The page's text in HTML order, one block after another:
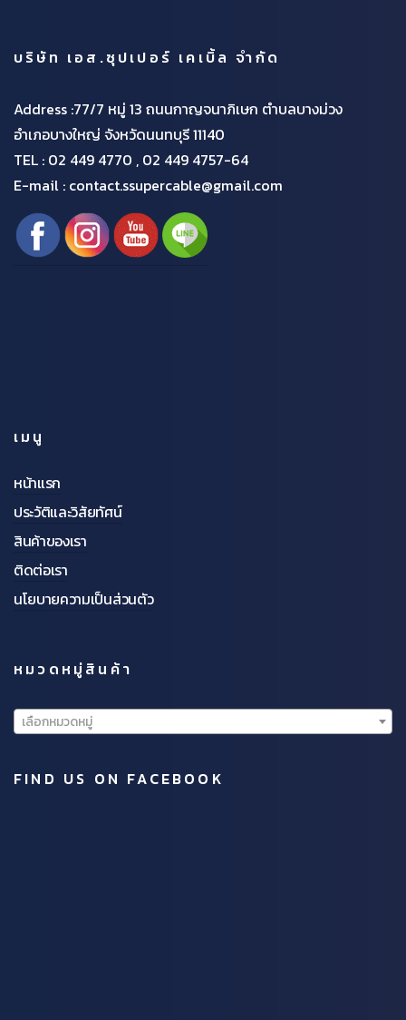
บริษัท เอส.ซุปเปอร์ เคเบิ้ล จำกัด
Address :77/7 หมู่ 13 ถนนกาญจนาภิเษก ตำบลบางม่วง
อำเภอบางใหญ่ จังหวัดนนทบุรี 11140
TEL : 02 449 4770 , 02 449 4757-64
E-mail : contact.ssupercable@gmail.com
เมนู
หน้าแรก
ประวัติและวิสัยทัศน์
สินค้าของเรา
ติดต่อเรา
นโยบายความเป็นส่วนตัว
หมวดหมู่สินค้า
เลือกหมวดหมู่
FIND US ON FACEBOOK